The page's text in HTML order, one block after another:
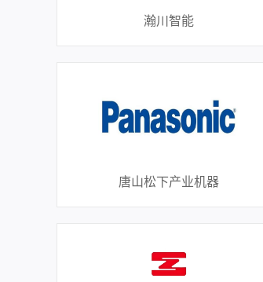
瀚川智能
唐山松下产业机器